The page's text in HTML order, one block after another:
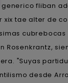
fliban
tae alter de
Rosenkrantz,
"Suyas
desde